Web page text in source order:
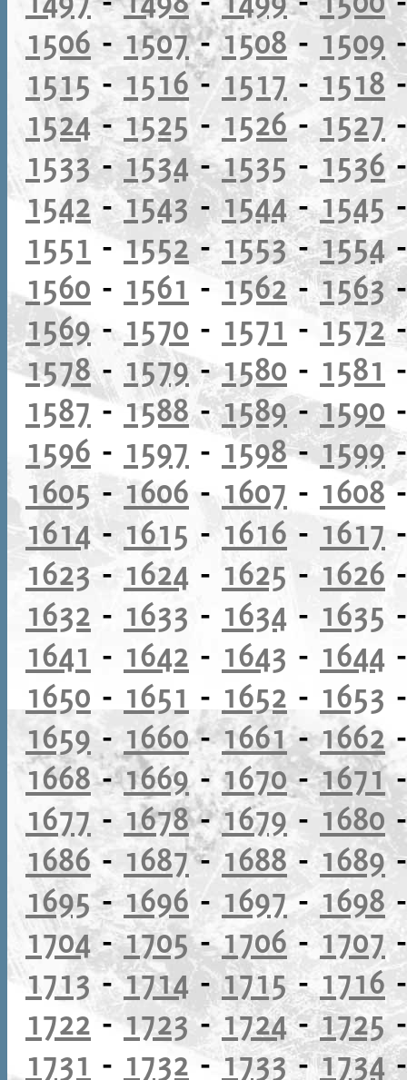
1506 - 1507-1508 - 1509
1515 - 1516-1517-1518
1524-1525 - 1526-1527
1533-1534-1535-1536
1542 -1543-1544-1545
1551 -1552-1553-1554
1560 - 1561 -1562-1563
1569- 1570 - 1571 - 1572
1578- 1579-1580 - 1581
1587- 1588-1589-1590
1596 - 1597 - 1598-1599
1605 -1606 - 1607 - 1608
1614- 1615 - 1616 - 1617
1623 - 1624 - 1625 - 1626
1632 - 1633 - 1634 - 1635
1641 - 1642 - 1643 - 1644
1650 - 1651 - 1652 - 1653
1659- 1660-1661-1662
1668-1669-1670-1671
1677 - 1678-1679 - 1680
1686 - 1687-1688- 1689
1695-1696 - 1697-1698
1704-1705-1706-1707
1713-1714-1715- 1716
1722 -1723- 1724-1725
1731 - 1732 -1733-1734